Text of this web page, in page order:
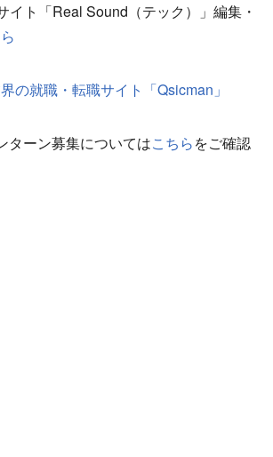
イト「Real Sound（テック）」編集・
の就職・転職サイト「Qsicman」
ターン募集についてはこちらをご確認